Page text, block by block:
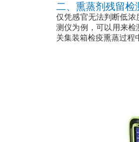
二、熏蒸剂残留检
仅凭感官无法判断低
测仪为例，可以用来
关集装箱检疫熏蒸过程